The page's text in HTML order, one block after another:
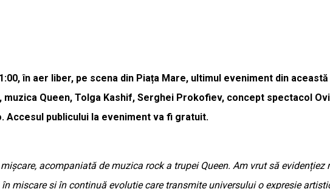
în aer liber, pe scena din Piața Mare, ultimul eveniment din
Queen, Tolga Kashif, Serghei Prokofiev, concept spectacol
Accesul publicului la eveniment va fi gratuit.
acompaniată de muzica rock a trupei Queen. Am vrut să
mișcare și în continuă evoluție care transmite universului o expresie